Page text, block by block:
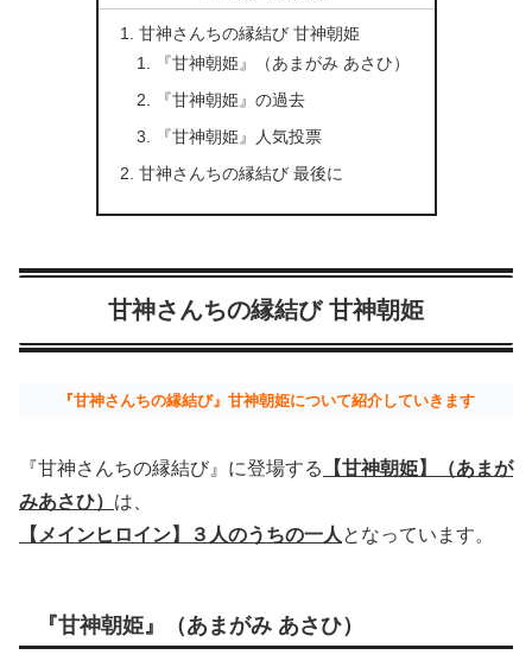
甘神さんちの縁結び 甘神朝姫
『甘神朝姫』（あまがみ あさひ）
『甘神朝姫』の過去
『甘神朝姫』人気投票
甘神さんちの縁結び 最後に
甘神さんちの縁結び 甘神朝姫
『甘神さんちの縁結び』甘神朝姫について紹介していきます
『甘神さんちの縁結び』に登場する
【甘神朝姫】（あまが
みあさひ） は、
【メインヒロイン】３人のうちの一人 となっています。
『甘神朝姫』（あまがみ あさひ）